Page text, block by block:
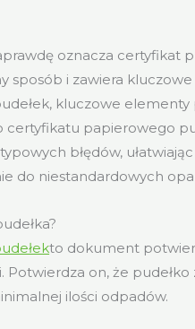
oznacza certyfikat
sposób i zawiera
kluczowe elementy
papierowego
błędów,
do niestandardowych
to dokument
Potwierdza on, że
ilości odpadów.